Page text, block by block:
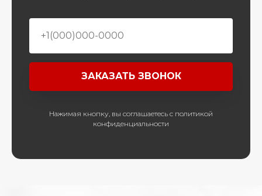
ЗАКАЗАТЬ ЗВОНОК
Нажимая кнопку, вы соглашаетесь с политикой
конфиденциальности